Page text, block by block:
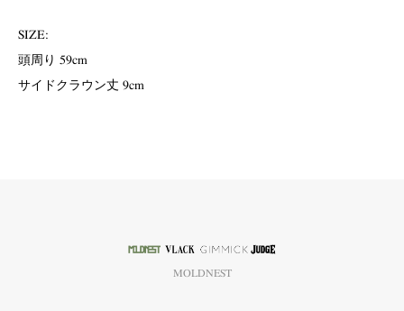
SIZE:
頭周り 59cm
サイドクラウン丈 9cm
MOLDNEST